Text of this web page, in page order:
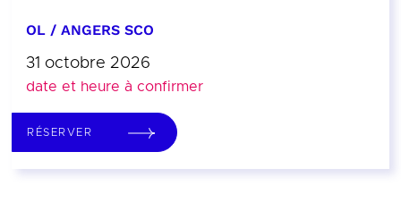
OL / ANGERS SCO
31 octobre 2026
date et heure à confirmer
RÉSERVER